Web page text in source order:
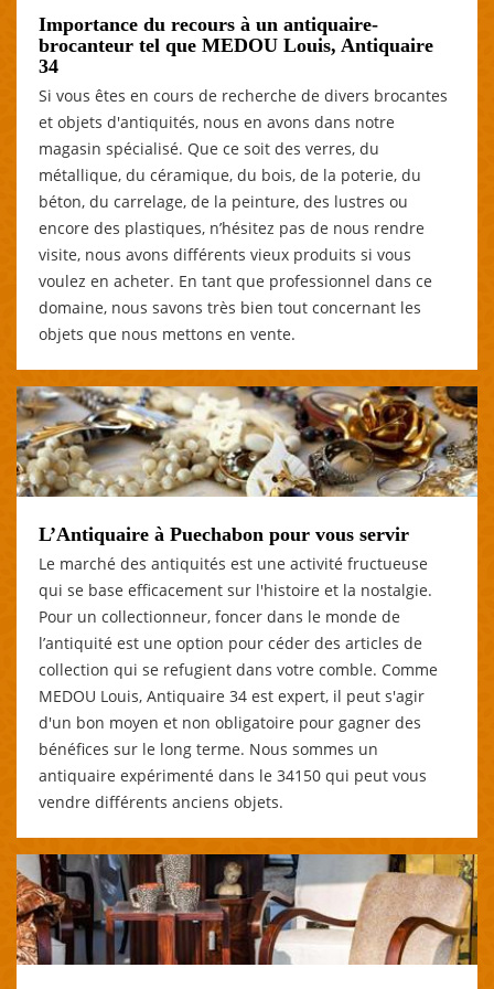
Importance du recours à un antiquaire-
brocanteur tel que MEDOU Louis, Antiquaire
34
Si vous êtes en cours de recherche de divers brocantes
et objets d'antiquités, nous en avons dans notre
magasin spécialisé. Que ce soit des verres, du
métallique, du céramique, du bois, de la poterie, du
béton, du carrelage, de la peinture, des lustres ou
encore des plastiques, n’hésitez pas de nous rendre
visite, nous avons différents vieux produits si vous
voulez en acheter. En tant que professionnel dans ce
domaine, nous savons très bien tout concernant les
objets que nous mettons en vente.
L’Antiquaire à Puechabon pour vous servir
Le marché des antiquités est une activité fructueuse
qui se base efficacement sur l'histoire et la nostalgie.
Pour un collectionneur, foncer dans le monde de
l’antiquité est une option pour céder des articles de
collection qui se refugient dans votre comble. Comme
MEDOU Louis, Antiquaire 34 est expert, il peut s'agir
d'un bon moyen et non obligatoire pour gagner des
bénéfices sur le long terme. Nous sommes un
antiquaire expérimenté dans le 34150 qui peut vous
vendre différents anciens objets.